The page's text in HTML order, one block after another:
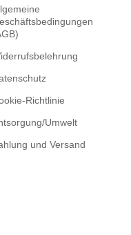
Richtlinie
Umwelt
und Versand